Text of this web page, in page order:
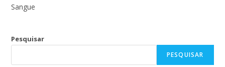
Sangue
Pesquisar
PESQUISAR